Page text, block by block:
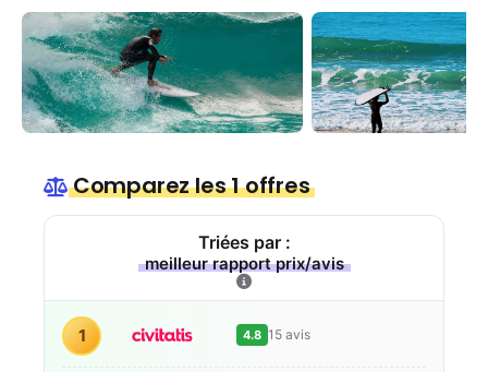
Comparez les 1 offres
Triées par :
meilleur rapport prix/avis
1 4.8 15 avis